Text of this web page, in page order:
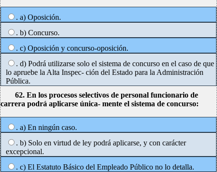
. a) Oposición.
. b) Concurso.
. c) Oposición y concurso-oposición.
. d) Podrá utilizarse solo el sistema de concurso en el caso de que
lo apruebe la Alta Inspec- ción del Estado para la Administración
Pública.
62. En los procesos selectivos de personal funcionario de
carrera podrá aplicarse única- mente el sistema de concurso:
. a) En ningún caso.
. b) Solo en virtud de ley podrá aplicarse, y con carácter
excepcional.
. c) El Estatuto Básico del Empleado Público no lo detalla.